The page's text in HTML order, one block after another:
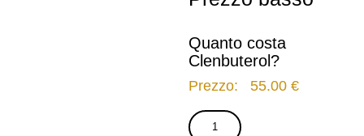
Quanto costa
Clenbuterol?
Prezzo: 55.00 €
Androchem
Laboratories